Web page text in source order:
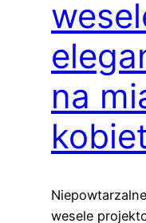
na
wesele